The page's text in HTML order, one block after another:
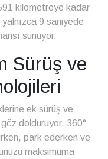
kilometreye kadar
yalnızca 9 saniyede
sunuyor.
Sürüş ve
ek sürüş ve
dolduruyor. 360°
park ederken ve
maksimuma